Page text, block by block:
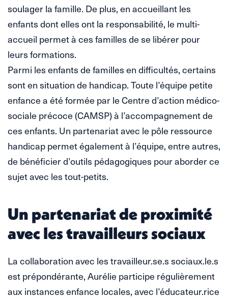
soulager la famille. De plus, en accueillant les
enfants dont elles ont la responsabilité, le multi-
accueil permet à ces familles de se libérer pour
leurs formations.
Parmi les enfants de familles en difficultés, certains
sont en situation de handicap. Toute l’équipe petite
enfance a été formée par le Centre d’action médico-
sociale précoce (CAMSP) à l’accompagnement de
ces enfants. Un partenariat avec le pôle ressource
handicap permet également à l’équipe, entre autres,
de bénéficier d’outils pédagogiques pour aborder ce
sujet avec les tout-petits.
Un partenariat de proximité
avec les travailleurs sociaux
La collaboration avec les travailleur.se.s sociaux.le.s
est prépondérante, Aurélie participe régulièrement
aux instances enfance locales, avec l’éducateur.rice